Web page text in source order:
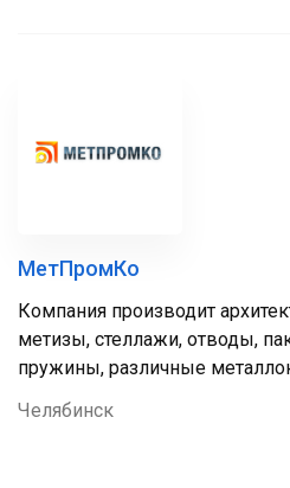
МетПромКо
Компания производит
метизы, стеллажи, отводы,
пружины, различные
Челябинск